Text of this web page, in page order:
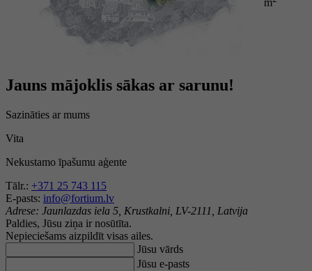
m
Jauns mājoklis sākas ar sarunu!
Sazināties ar mums
Vita
Nekustamo īpašumu aģente
Tālr.: +371 25 743 115
E-pasts: info@fortium.lv
Adrese: Jaunlazdas iela 5, Krustkalni, LV-2111, Latvija
Paldies, Jūsu ziņa ir nosūtīta.
Nepieciešams aizpildīt visas ailes.
Jūsu vārds
Jūsu e-pasts